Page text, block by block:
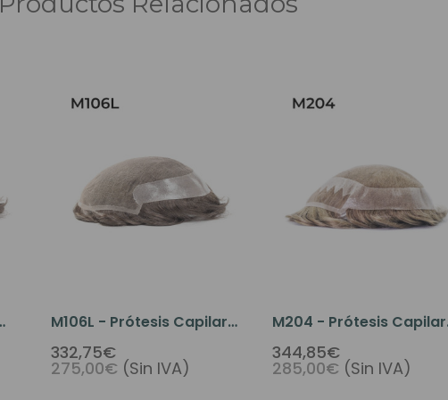
M106L - Prótesis Capilar
Para Hombres De Tul
Francés Y Micro Piel
332,75€
275,00€ (Sin IVA)
M204 - Prótesis Capilar
Completo En Tul Francés,
Con Perímetro En Micro
344,85€
285,00€ (Sin IVA)